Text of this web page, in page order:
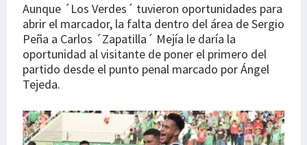
Aunque ´Los Verdes´ tuvieron oportunidades para
abrir el marcador, la falta dentro del área de Sergio
Peña a Carlos ´Zapatilla´ Mejía le daría la
oportunidad al visitante de poner el primero del
partido desde el punto penal marcado por Ángel
Tejeda.